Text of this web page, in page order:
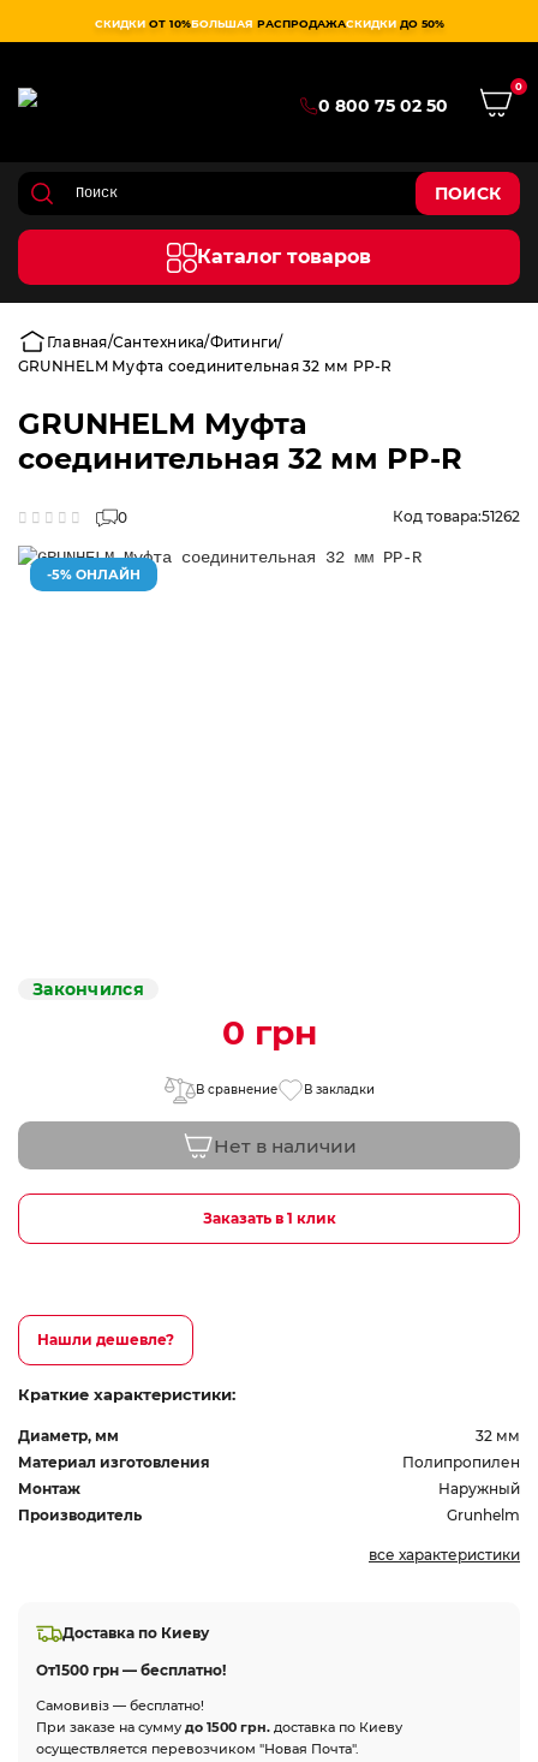
СКИДКИ ОТ 10%БОЛЬШАЯ РАСПРОДАЖАСКИДКИ ДО 50%
0 800 75 02 50
0
ПОИСК
Каталог товаров
Главная Сантехника Фитинги
GRUNHELM Муфта соединительная 32 мм PP-R
GRUNHELM Муфта
соединительная 32 мм PP-R
0 Код товара:51262
-5% ОНЛАЙН
Закончился
0 грн
В сравнение В закладки
Нет в наличии
Заказать в 1 клик
Нашли дешевле?
Краткие характеристики:
Диаметр, мм
32 мм
Материал изготовления
Полипропилен
Монтаж
Наружный
Производитель
Grunhelm
все характеристики
Доставка по Киеву
От1500 грн — бесплатно!
Самовивіз — бесплатно!
При заказе на сумму до 1500 грн. доставка по Киеву
осуществляется перевозчиком "Новая Почта".